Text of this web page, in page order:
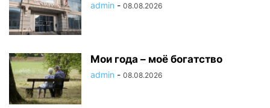
admin - 08.08.2026
Мои года – моё богатство
admin - 08.08.2026